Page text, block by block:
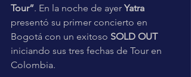
Tour”. En la noche de ayer Yatra
presentó su primer concierto en
Bogotá con un exitoso SOLD OUT
iniciando sus tres fechas de Tour en
Colombia.